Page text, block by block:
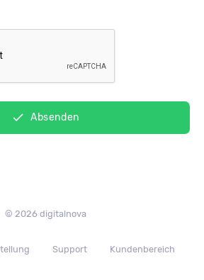
done Absenden
© 2026 digitalnova
Support Kundenbereich